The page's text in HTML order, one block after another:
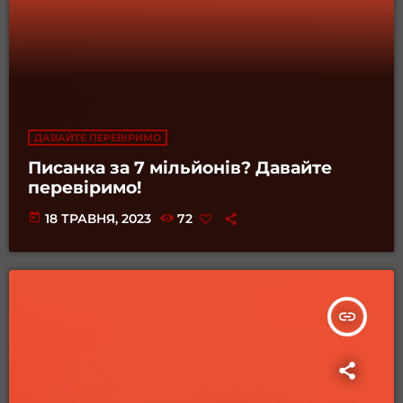
ДАВАЙТЕ ПЕРЕВІРИМО
Писанка за 7 мільйонів? Давайте
перевіримо!
today 18 ТРАВНЯ, 2023 72
insert_link